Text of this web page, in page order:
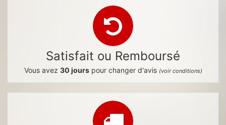
Satisfait ou Remboursé
Vous avez 30 jourspour changer d'avis (voir conditions)